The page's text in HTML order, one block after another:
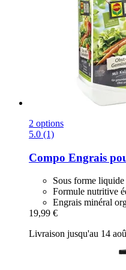
2 options
5.0 (1)
Compo Engrais
Sous forme liquide
Formule nutritive
Engrais minéral
19,99 €
Livraison jusqu'au 14